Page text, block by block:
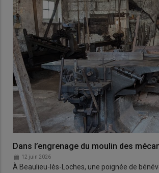
Dans l’engrenage du moulin des
12 juin 2026
À Beaulieu-lès-Loches, une poignée de